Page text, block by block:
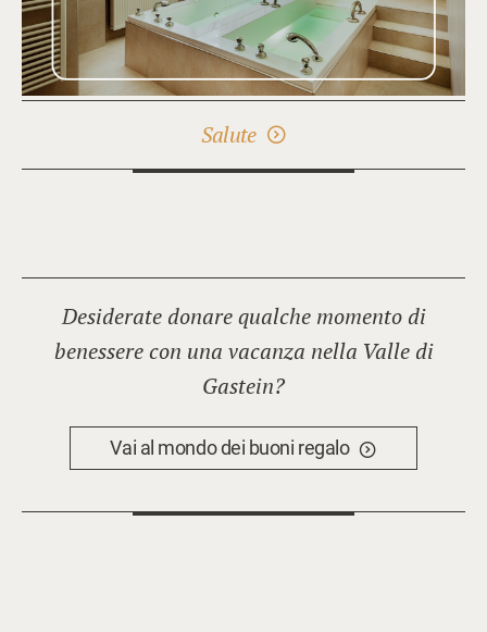
Salute
Desiderate donare qualche momento di
benessere con una vacanza nella Valle di
Gastein?
Vai al mondo dei buoni regalo